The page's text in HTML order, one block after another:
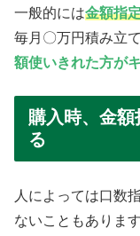
一般的には金額指
毎月〇万円積み立
額使いきれた方が
購入時、金
る
人によっては口数
ないこともあります